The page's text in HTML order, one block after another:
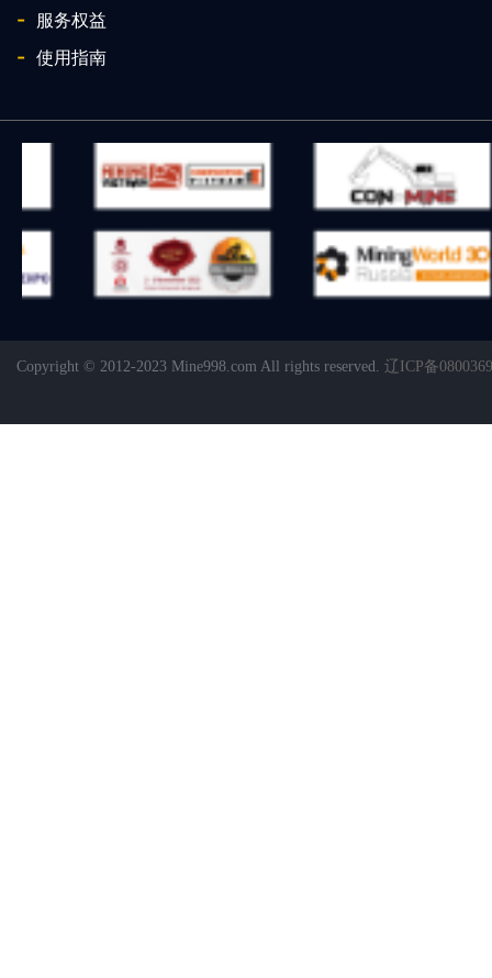
- 服务权益
- 使用指南
Copyright © 2012-2023 Mine998.com All rights reserved. 辽ICP备